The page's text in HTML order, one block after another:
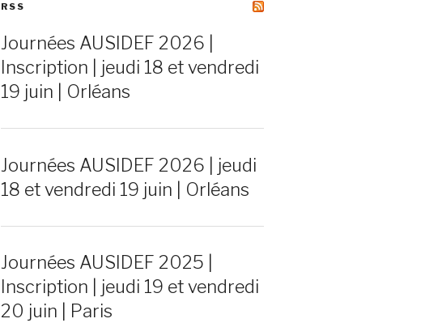
RSS
Journées AUSIDEF 2026 |
Inscription | jeudi 18 et vendredi
19 juin | Orléans
Journées AUSIDEF 2026 | jeudi
18 et vendredi 19 juin | Orléans
Journées AUSIDEF 2025 |
Inscription | jeudi 19 et vendredi
20 juin | Paris